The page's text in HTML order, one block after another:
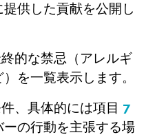
供した貢献を公開し
的な禁忌（アレルギ
を一覧表示します。
、具体的には項目 7
の行動を主張する場